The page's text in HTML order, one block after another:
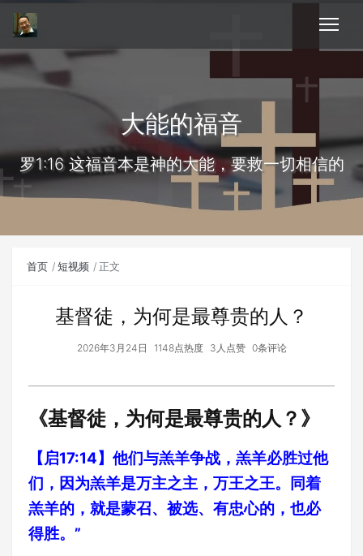
大能的福音
罗1:16 这福音本是神的大能，要救一切相信的
首页 短视频 正文
基督徒，为何是最尊贵的人？
2026年3月24日 1148点热度 3人点赞 0条评论
《基督徒，为何是最尊贵的人？》
【启17:14】他们与羔羊争战，羔羊必胜过他
们，因为羔羊是万主之主，万王之王。同着
羔羊的，就是蒙召、被选、有忠心的，也必
得胜。”